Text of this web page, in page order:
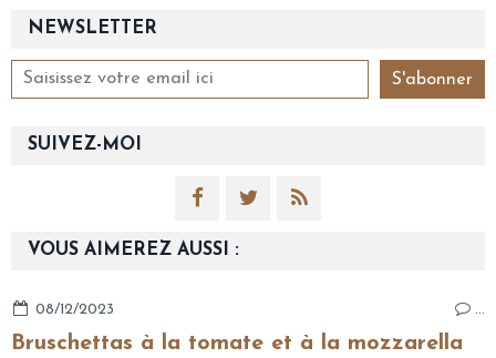
NEWSLETTER
SUIVEZ-MOI
VOUS AIMEREZ AUSSI :
08/12/2023 …
Bruschettas à la tomate et à la mozzarella